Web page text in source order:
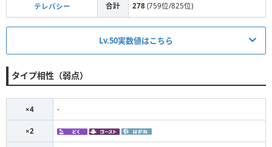
テレパシー
合計 278 (759位/825位)
Lv.50実数値はこちら
HP 145 145 113 98 98
攻撃
防御 95 87
タイプ相性（弱点）
×4 -
×2